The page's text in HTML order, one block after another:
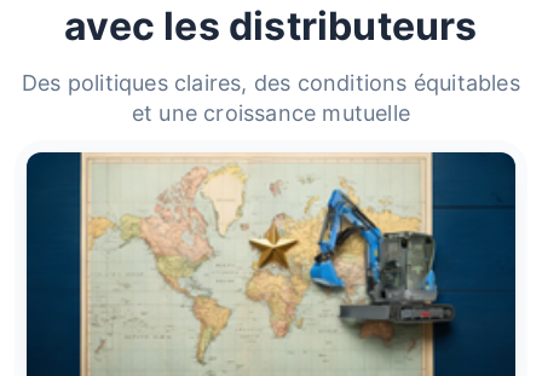
avec les distributeurs
Des politiques claires, des conditions équitables
et une croissance mutuelle